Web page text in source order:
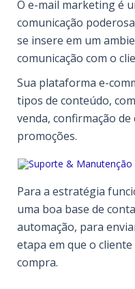
O e-mail marketing é
comunicação
se insere em um
comunicação com o
Sua plataforma e-
tipos de conteúdo,
venda, confirmação
promoções.
Para a estratégia
uma boa base de
automação, para
etapa em que o
compra.